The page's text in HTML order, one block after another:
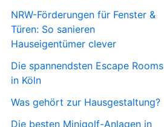
NRW-Förderungen für Fenster &
Türen: So sanieren
Hauseigentümer clever
Die spannendsten Escape Rooms
in Köln
Was gehört zur Hausgestaltung?
Die besten Minigolf-Anlagen in